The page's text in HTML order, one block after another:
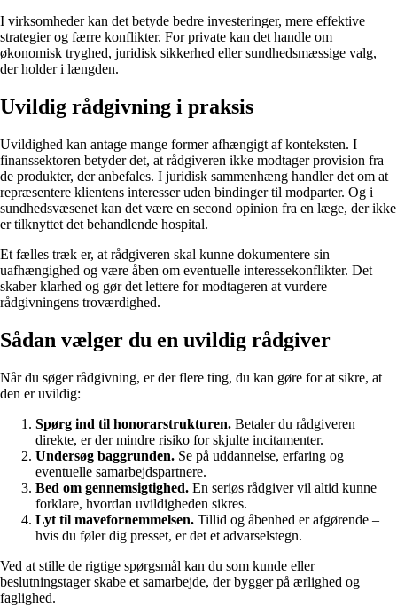
I virksomheder kan det betyde bedre investeringer, mere effektive
strategier og færre konflikter. For private kan det handle om
økonomisk tryghed, juridisk sikkerhed eller sundhedsmæssige valg,
der holder i længden.
Uvildig rådgivning i praksis
Uvildighed kan antage mange former afhængigt af konteksten. I
finanssektoren betyder det, at rådgiveren ikke modtager provision fra
de produkter, der anbefales. I juridisk sammenhæng handler det om at
repræsentere klientens interesser uden bindinger til modparter. Og i
sundhedsvæsenet kan det være en second opinion fra en læge, der ikke
er tilknyttet det behandlende hospital.
Et fælles træk er, at rådgiveren skal kunne dokumentere sin
uafhængighed og være åben om eventuelle interessekonflikter. Det
skaber klarhed og gør det lettere for modtageren at vurdere
rådgivningens troværdighed.
Sådan vælger du en uvildig rådgiver
Når du søger rådgivning, er der flere ting, du kan gøre for at sikre, at
den er uvildig:
Spørg ind til honorarstrukturen. Betaler du rådgiveren
direkte, er der mindre risiko for skjulte incitamenter.
Undersøg baggrunden. Se på uddannelse, erfaring og
eventuelle samarbejdspartnere.
Bed om gennemsigtighed. En seriøs rådgiver vil altid kunne
forklare, hvordan uvildigheden sikres.
Lyt til mavefornemmelsen. Tillid og åbenhed er afgørende –
hvis du føler dig presset, er det et advarselstegn.
Ved at stille de rigtige spørgsmål kan du som kunde eller
beslutningstager skabe et samarbejde, der bygger på ærlighed og
faglighed.